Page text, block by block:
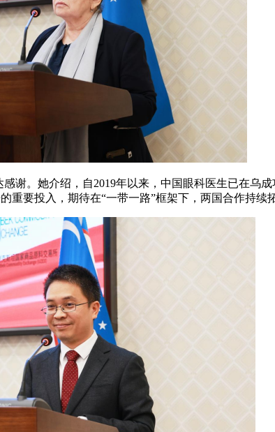
谢。她介绍，自2019年以来，中国眼科医生已在乌
要投入，期待在“一带一路”框架下，两国合作持续